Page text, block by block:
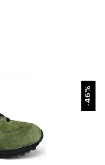
-46%